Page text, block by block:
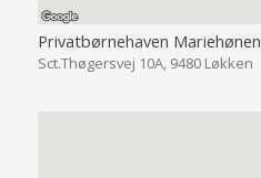
Privatbørnehaven Mariehønen
Sct.Thøgersvej 10A, 9480 Løkken